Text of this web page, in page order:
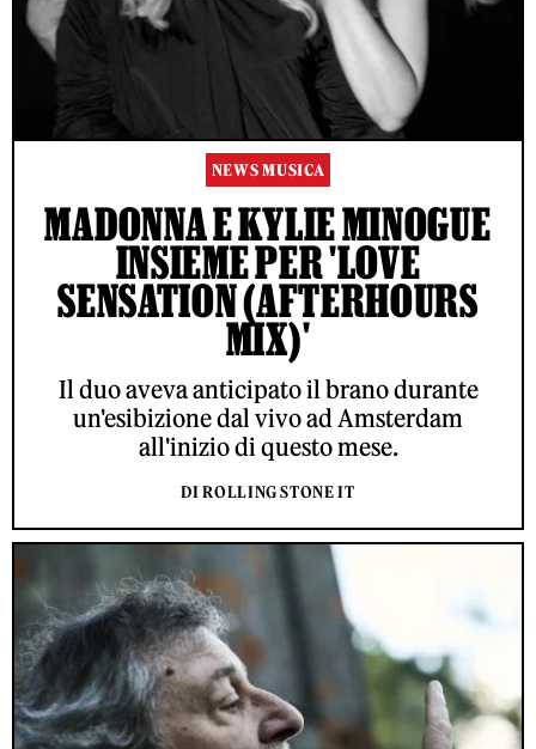
NEWS MUSICA
MADONNA E KYLIE MINOGUE
INSIEME PER 'LOVE
SENSATION (AFTERHOURS
MIX)'
Il duo aveva anticipato il brano durante
un'esibizione dal vivo ad Amsterdam
all'inizio di questo mese.
DI ROLLING STONE IT